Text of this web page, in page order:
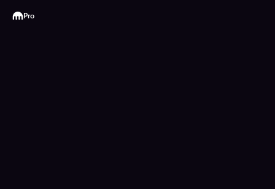
Kraken
Pro